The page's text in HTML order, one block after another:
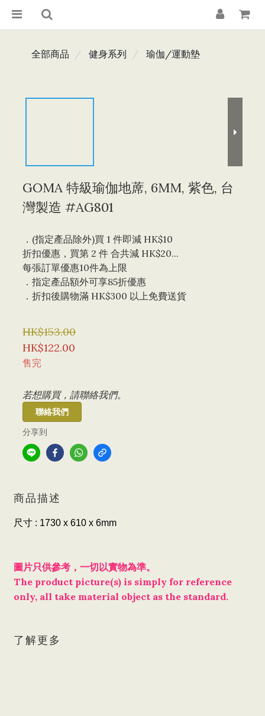
全部商品 健身系列 瑜伽/運動墊
GOMA 特級瑜伽地蓆, 6MM, 紫色, 台
灣製造 #AG801
．(指定產品除外)買 1 件即減 HK$10
折扣優惠，買第 2 件 合共減 HK$20...
每張訂單優惠10件為上限
．指定產品額外可享85折優惠
．折扣後購物滿 HK$300 以上免費送貨
HK$153.00
HK$122.00
售完
若想購買，請聯絡我們。
聯絡我們
分享到
商品描述
尺寸 : 1730 x 610 x 6mm
圖片只供參考，一切以實物為準。
The product picture(s) is simply for reference
only, all take material object as the standard.
了解更多